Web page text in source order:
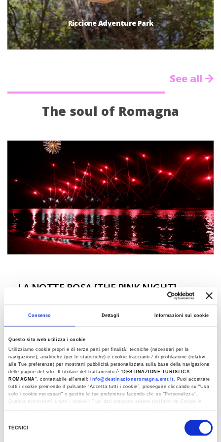
Consenso Dettagli Informazioni sui cookie
Questo sito web utilizza i cookie
Utilizziamo cookie propri e di terze parti per finalità: tecniche (necessari per la
navigazione), analitiche (per le statistiche) e cookie traccianti / di profilazione (relativi
alle Tue preferenze) per mostrarti pubblicità personalizzata sulla base della navigazione
delle pagine del sito. Il titolare del trattamento è “ DESTINAZIONE TURISTICA
ROMAGNA”, contattabile all'email:info@destinazioneromagna.emr.it. Puoi accettare
tutti i cookie premendo il pulsante “Accetta tutti i cookie”, proseguire cliccando su “Usa
solo i cookie necessari" o gestire le tue preferenze facendo clic su “Personalizza”.
Qualora acconsenti a tutti i cookie i Tuoi dati potranno essere trasferiti da Google in
TECNICI
Riccione Adventure Park
See all
The soul of Romagna
LA NOTTE ROSA [THE PINK NIGHT]
At the beginning of the summer the Pink festival takes
over the entire Adriatic Riviera with its cheerful and
engaging atmosphere
Read more